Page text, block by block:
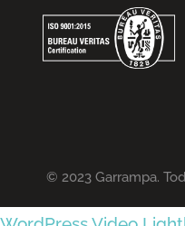
© 2023 Garrampa.